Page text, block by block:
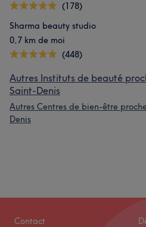
(178)
Sharma beauty studio
0,7 km de moi
(448)
Autres Instituts de beauté
Saint-Denis
Autres Centres de bien-être
Denis
Contact